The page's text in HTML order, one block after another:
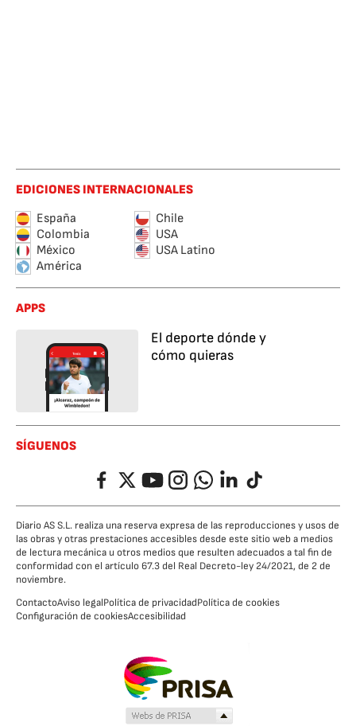
EDICIONES INTERNACIONALES
España
Chile
Colombia
USA
México
USA Latino
América
APPS
El deporte dónde y
cómo quieras
SÍGUENOS
FacebookTwitterYouTubeInstagramWhatsappLinkedIn
TikTok
Diario AS S.L. realiza una reserva expresa de las reproducciones y usos de
las obras y otras prestaciones accesibles desde este sitio web a medios
de lectura mecánica u otros medios que resulten adecuados a tal fin de
conformidad con el artículo 67.3 del Real Decreto-ley 24/2021, de 2 de
noviembre.
ContactoAviso legalPolítica de privacidadPolítica de cookies
Configuración de cookiesAccesibilidad